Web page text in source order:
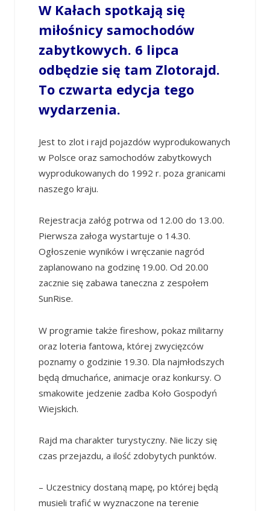
W Kałach spotkają się
miłośnicy samochodów
zabytkowych. 6 lipca
odbędzie się tam Zlotorajd.
To czwarta edycja tego
wydarzenia.
Jest to zlot i rajd pojazdów wyprodukowanych
w Polsce oraz samochodów zabytkowych
wyprodukowanych do 1992 r. poza granicami
naszego kraju.
Rejestracja załóg potrwa od 12.00 do 13.00.
Pierwsza załoga wystartuje o 14.30.
Ogłoszenie wyników i wręczanie nagród
zaplanowano na godzinę 19.00. Od 20.00
zacznie się zabawa taneczna z zespołem
SunRise.
W programie także fireshow, pokaz militarny
oraz loteria fantowa, której zwycięzców
poznamy o godzinie 19.30. Dla najmłodszych
będą dmuchańce, animacje oraz konkursy. O
smakowite jedzenie zadba Koło Gospodyń
Wiejskich.
Rajd ma charakter turystyczny. Nie liczy się
czas przejazdu, a ilość zdobytych punktów.
– Uczestnicy dostaną mapę, po której będą
musieli trafić w wyznaczone na terenie